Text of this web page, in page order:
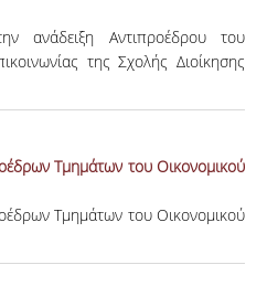
ανάδειξη Αντιπροέδρου του
της Σχολής Διοίκησης
Τμημάτων του Οικονομικού
Τμημάτων του Οικονομικού